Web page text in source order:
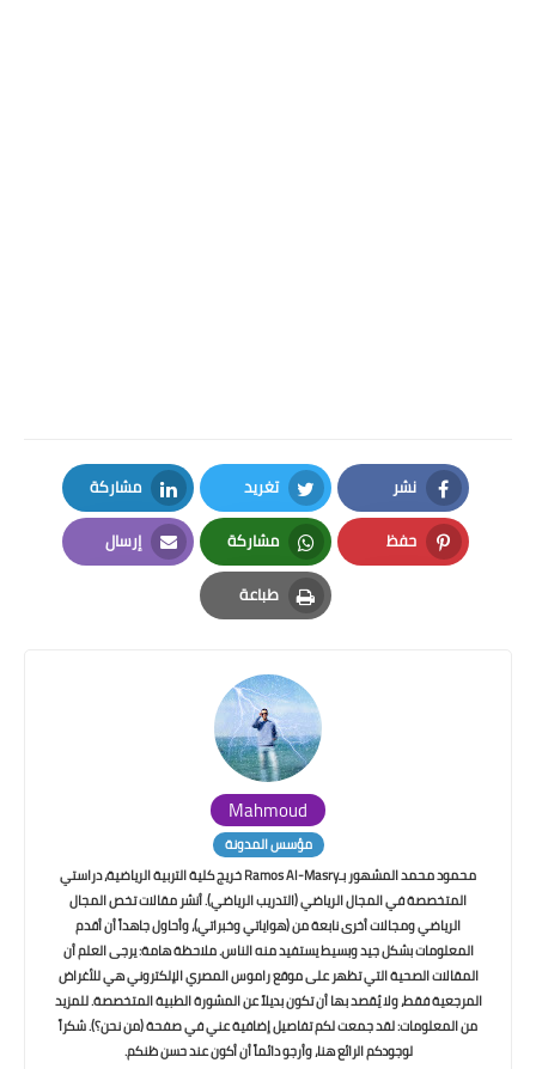
نشر
Facebook
تغريد
Twitter
مشاركة
LinkedIn
حفظ
Pinterest
مشاركة
Whatsapp
إرسال
Email
طباعة
Print
Mahmoud
مؤسس المدونة
محمود محمد المشهور بـRamos Al-Masry خريج كلية التربية الرياضية، دراستي
المتخصصة في المجال الرياضي (التدريب الرياضي). أنشر مقالات تخص المجال
الرياضي ومجالات أخرى نابعة من (هواياتي وخبراتي)، وأحاول جاهداً أن أقدم
المعلومات بشكل جيد وبسيط يستفيد منه الناس. ملاحظة هامة: يرجى العلم أن
المقالات الصحية التي تظهر على موقع راموس المصري الإلكتروني هي للأغراض
المرجعية فقط، ولا يُقصد بها أن تكون بديلاً عن المشورة الطبية المتخصصة. للمزيد
من المعلومات: لقد جمعت لكم تفاصيل إضافية عني في صفحة (من نحن؟). شكراً
لوجودكم الرائع هنا، وأرجو دائماً أن أكون عند حسن ظنكم.